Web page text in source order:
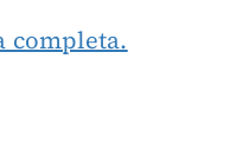
completa.